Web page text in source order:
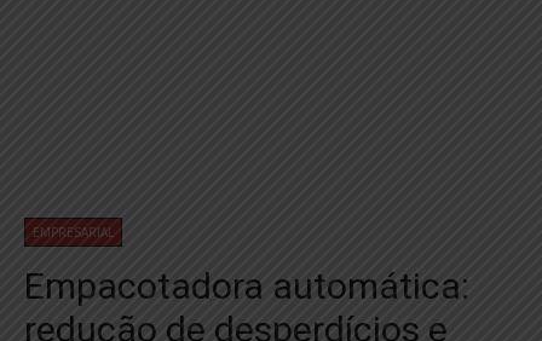
EMPRESARIAL
Empacotadora automática:
redução de desperdícios e